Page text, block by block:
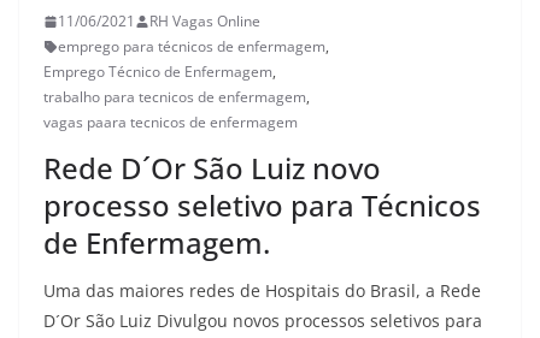
11/06/2021
RH Vagas Online
emprego para técnicos de enfermagem,
Emprego Técnico de Enfermagem,
trabalho para tecnicos de enfermagem,
vagas paara tecnicos de enfermagem
Rede D´Or São Luiz novo
processo seletivo para Técnicos
de Enfermagem.
Uma das maiores redes de Hospitais do Brasil, a Rede
D´Or São Luiz Divulgou novos processos seletivos para